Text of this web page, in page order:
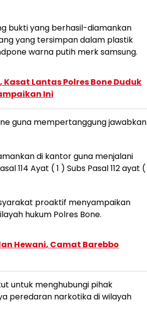
bukti yang berhasil-diamankan
yang tersimpan dalam plastik
warna putih merk samsung.
Lantas Polres Bone Duduk
Ini
guna mempertanggung jawabkan
di kantor guna menjalani
114 Ayat ( 1 ) Subs Pasal 112 ayat (
proaktif menyampaikan
hukum Polres Bone.
Hewani, Camat Barebbo
untuk menghubungi pihak
peredaran narkotika di wilayah